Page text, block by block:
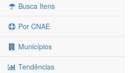
Busca Itens
Por CNAE
Municípios
Tendências